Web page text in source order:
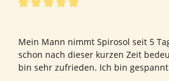
Mein Mann nimmt Spirosol seit 5
schon nach dieser kurzen Zeit
bin sehr zufrieden. Ich bin